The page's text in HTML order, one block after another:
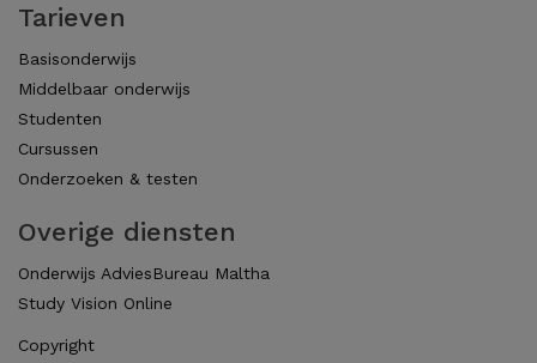
Tarieven
Basisonderwijs
Middelbaar onderwijs
Studenten
Cursussen
Onderzoeken & testen
Overige diensten
Onderwijs AdviesBureau Maltha
Study Vision Online
Copyright